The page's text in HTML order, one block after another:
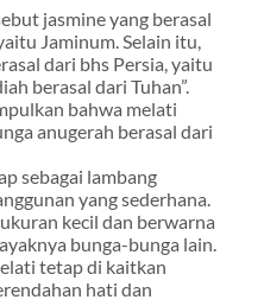
jasmine yang berasal
Jaminum. Selain itu,
dari bhs Persia, yaitu
berasal dari Tuhan”.
bahwa melati
anugerah berasal dari
sebagai lambang
yang sederhana.
kecil dan berwarna
bunga-bunga lain.
tetap di kaitkan
hati dan